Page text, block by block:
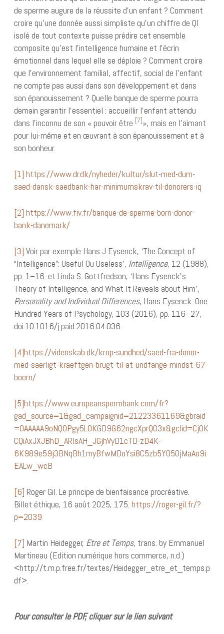
de sperme augure de la réussite d’un enfant ? Comment
croire qu’une donnée aussi simpliste qu’un chiffre de QI
isolé de tout contexte puisse prédire cet ensemble
composite qu’est l’intelligence humaine et l’écrin
émotionnel dans lequel elle se déploie ? Comment croire
que l’environnement familial, affectif, social de l’enfant
ne compte pas aussi dans son développement et dans
son épanouissement ? Quelle banque de sperme pourra
demain garantir l’essentiel : accueillir l’enfant attendu
dans l’inconnu de son « pouvoir être [7]», mais en l’aimant
pour lui-même et en œuvrant à son épanouissement et à
son bonheur.
[1] https://www.dr.dk/nyheder/kultur/slut-med-dum-
saed-dansk-saedbank-har-minimumskrav-til-donorers-iq
[2] https://www.fiv.fr/banque-de-sperme-born-donor-
bank-danemark/
[3] Voir par exemple Hans J Eysenck, ‘The Concept of
“Intelligence”: Useful Ou Useless’, Intelligence, 12 (1988),
pp. 1–16. et Linda S. Gottfredson, ‘Hans Eysenck’s
Theory of Intelligence, and What It Reveals about Him’,
Personality and Individual Differences, Hans Eysenck: One
Hundred Years of Psychology, 103 (2016), pp. 116–27,
doi:10.1016/j.paid.2016.04.036.
[4]https://videnskab.dk/krop-sundhed/saed-fra-donor-
med-saerligt-kraeftgen-brugt-til-at-undfange-mindst-67-
boern/
[5]https://www.europeanspermbank.com/fr?
gad_source=1&gad_campaignid=21223361169&gbraid
=0AAAAA9oNQ0Pgy5LOKGD9G62ngcXprQ03x&gclid=Cj0K
CQiAxJXJBhD_ARIsAH_JGjhVyD1cTD-zD4K-
6K989e59j3BNqBh1myBfwMDoYsi8C5zb5YO5OjMaAo9i
EALw_wcB
[6] Roger Gil. Le principe de bienfaisance procréative.
Billet éthique, 16 août 2025, 175. https://roger-gil.fr/?
p=2039
[7] Martin Heidegger, Etre et Temps, trans. by Emmanuel
Martineau (Edition numérique hors commerce, n.d.)
<http://t.m.p.free.fr/textes/Heidegger_etre_et_temps.p
df>.
Pour consulter le PDF, cliquer sur le lien suivant